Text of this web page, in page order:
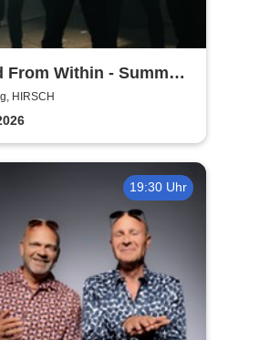
From Within - Summer
HIRSCH
19:30 Uhr